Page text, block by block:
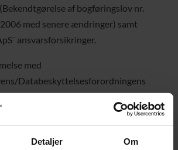
Detaljer Om
af bogføringslov nr.
med senere ændringer) samt
ansvarsforsikringer.
med
Databeskyttelsesforordningens
de fornødne tekniske og
sikkerhedsforanstaltninger mod, at
hændeligt eller ulovligt
eller forringes samt mod, at de